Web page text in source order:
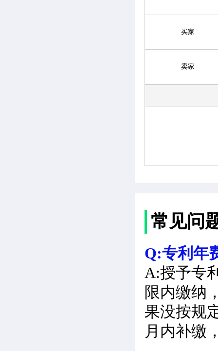
买家
卖家
常见问
Q:专利年
A:授予专
限内缴纳
果没按规
月内补缴